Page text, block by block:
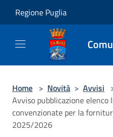
Regione Puglia
Home > Novità > Avvisi
Avviso pubblicazione
convenzionate per la
2025/2026